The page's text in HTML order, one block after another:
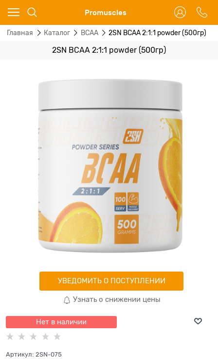
Promuscles
Главная Каталог BCAA 2SN BCAA 2:1:1 powder (500гр)
2SN BCAA 2:1:1 powder (500гр)
УВЕДОМИТЬ О ПОСТУПЛЕНИИ
Узнать о снижении цены
Нет в наличии
Артикул: 2SN-075
Ваш город - Москва,
угадали?
ДА НЕТ